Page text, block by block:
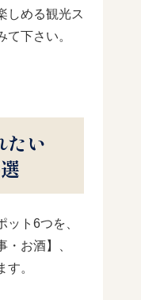
しめる観光ス
下さい。
たい
ト6つを、
・お酒】、
す。